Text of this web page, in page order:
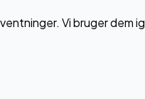
Vi bruger dem